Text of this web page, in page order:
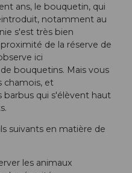
ans, le bouquetin, qui
notamment au
s'est très bien
de la réserve de
ici
bouquetins. Mais vous
chamois, et
qui s'élèvent haut
suivants en matière de
les animaux